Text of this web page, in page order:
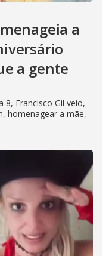
a
a gente
8, Francisco Gil veio,
homenagear a mãe,